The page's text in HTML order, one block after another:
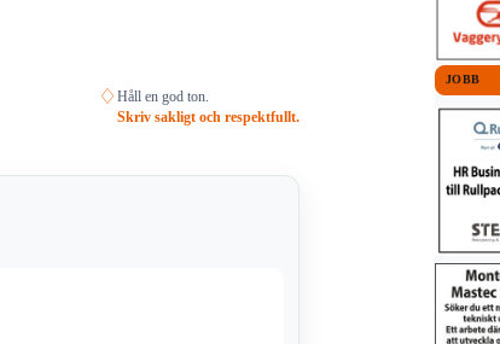
♢ Håll en god ton.
Skriv sakligt och respektfullt.
JOBB